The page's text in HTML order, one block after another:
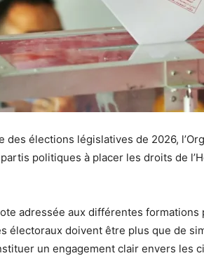
des élections législatives de 2026,
politiques à placer les droits de
adressée aux différentes formations
électoraux doivent être plus que de
un engagement clair envers les